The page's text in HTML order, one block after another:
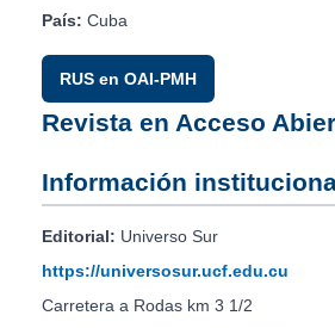
País: Cuba
RUS en OAI-PMH
Revista en Acceso
Información
Editorial: Universo Sur
https://universosur.ucf.edu.cu
Carretera a Rodas km 3 1/2